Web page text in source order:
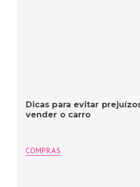
Dicas para evitar
vender o carro
COMPRAS